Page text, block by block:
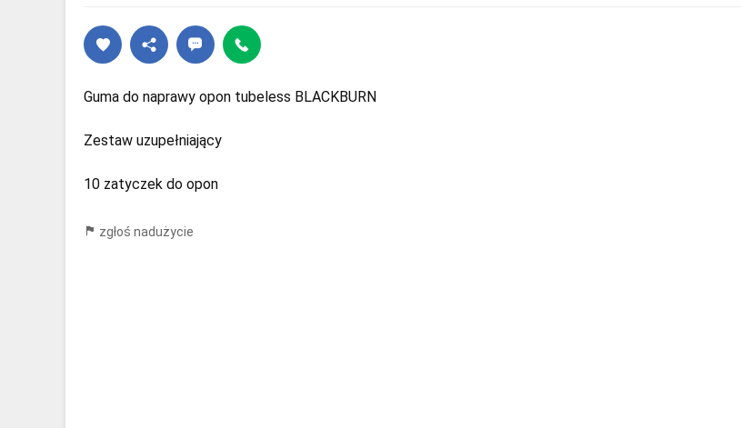
Guma do naprawy opon tubeless BLACKBURN
Zestaw uzupełniający
10 zatyczek do opon
zgłoś nadużycie